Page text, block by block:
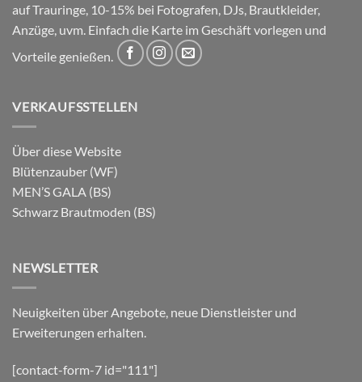
auf Trauringe, 10-15% bei Fotografen, DJs, Brautkleider,
Anzüge, uvm. Einfach die Karte im Geschäft vorlegen und
Vorteile genießen.
VERKAUFSSTELLEN
Über diese Website
Blütenzauber (WF)
MEN’S GALA (BS)
Schwarz Brautmoden (BS)
NEWSLETTER
Neuigkeiten über Angebote, neue Dienstleister und
Erweiterungen erhalten.
[contact-form-7 id="111"]